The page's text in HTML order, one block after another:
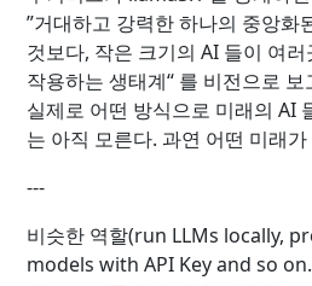
”거대하고 강력한 하나의 중앙화
것보다, 작은 크기의 AI 들이 여
작용하는 생태계“ 를 비전으로
실제로 어떤 방식으로 미래의 AI
는 아직 모른다. 과연 어떤 미래
---
비슷한 역할(run LLMs locally,
models with API Key and so